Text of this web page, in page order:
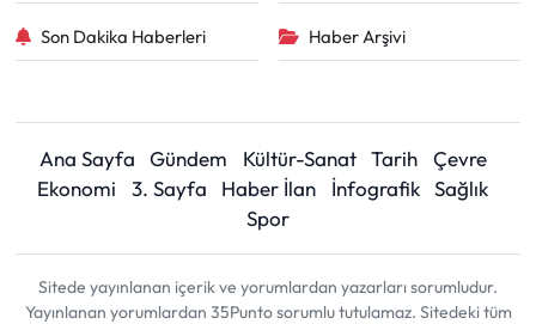
Son Dakika Haberleri Haber Arşivi
Ana Sayfa Gündem Kültür-Sanat Tarih
Çevre
Ekonomi
3. Sayfa Haber İlan İnfografik Sağlık
Spor
Sitede yayınlanan içerik ve yorumlardan yazarları sorumludur.
Yayınlanan yorumlardan 35Punto sorumlu tutulamaz. Sitedeki tüm